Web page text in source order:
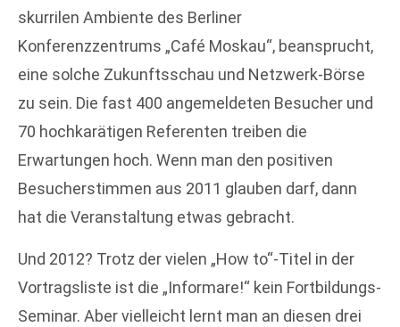
skurrilen Ambiente des Berliner
Konferenzzentrums „Café Moskau“, beansprucht,
eine solche Zukunftsschau und Netzwerk-Börse
zu sein. Die fast 400 angemeldeten Besucher und
70 hochkarätigen Referenten treiben die
Erwartungen hoch. Wenn man den positiven
Besucherstimmen aus 2011 glauben darf, dann
hat die Veranstaltung etwas gebracht.
Und 2012? Trotz der vielen „How to“-Titel in der
Vortragsliste ist die „Informare!“ kein Fortbildungs-
Seminar. Aber vielleicht lernt man an diesen drei